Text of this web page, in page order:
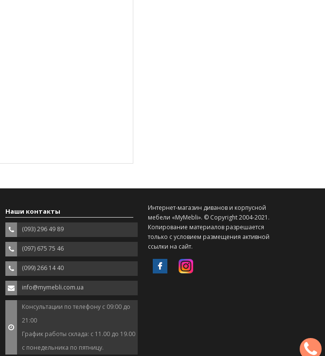
Наши контакты
(093) 296 49 89
(097) 675 75 46
(099) 266 14 40
info@mymebli.com.ua
Консультации по телефону с 09:00 до
21:00
График работы склада: с 11.00 до 19.00
с понедельника по пятницу.
Интернет-магазин диванов и корпусной
мебели «MyMebli». © Copyright 2004-2021.
Копирование материалов разрешается
только с условием размещения активной
ссылки на сайт.